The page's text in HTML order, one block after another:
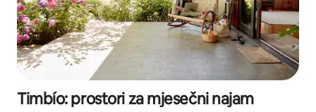
Timbío: prostori za mjesečni najam